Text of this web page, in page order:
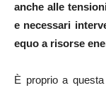
anche alle
e necessari
equo a risorse
È proprio a